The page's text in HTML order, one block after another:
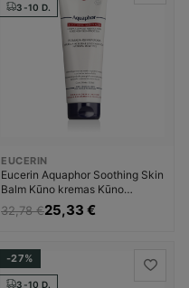
3-10 D.
EUCERIN
Eucerin Aquaphor Soothing Skin
Balm Kūno kremas Kūno
balzamas Moterims
32,78 €25,33 €
-27%
3-10 D.